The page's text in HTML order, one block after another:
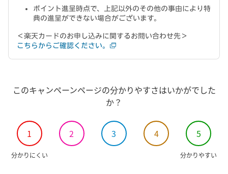
ポイント進呈時点で、上記以外のその他の事由により特
典の進呈ができない場合がございます。
＜楽天カードのお申し込みに関するお問い合わせ先＞
こちらからご確認ください。
このキャンペーンページの分かりやすさはいかがでした
か？
1 2 3 4 5
分かりにくい 分かりやすい